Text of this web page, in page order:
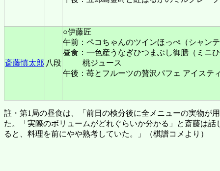
斎藤慎太郎 八段
○伊藤匠
午前：ペコちゃんのツインほっぺ（シャン
昼食：一色産うなぎひつまぶし御膳（ミニ
桃ジュース
午後：苺とフルーツの贅沢パフェ アイステ
註・第1局の昼食は、「前日の検分後に全メニューの実物が
た。「実際のボリュームがどれぐらいか分かる」と斎藤は
ると、料理を前にやや熟考していた。」（棋譜コメより）